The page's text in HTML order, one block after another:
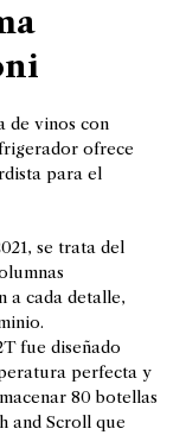
de vinos con
ofrece
para el
se trata del
a cada detalle,
fue diseñado
perfecta y
80 botellas
and Scroll que